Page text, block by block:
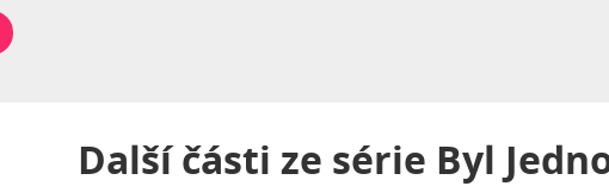
Další části ze série Byl